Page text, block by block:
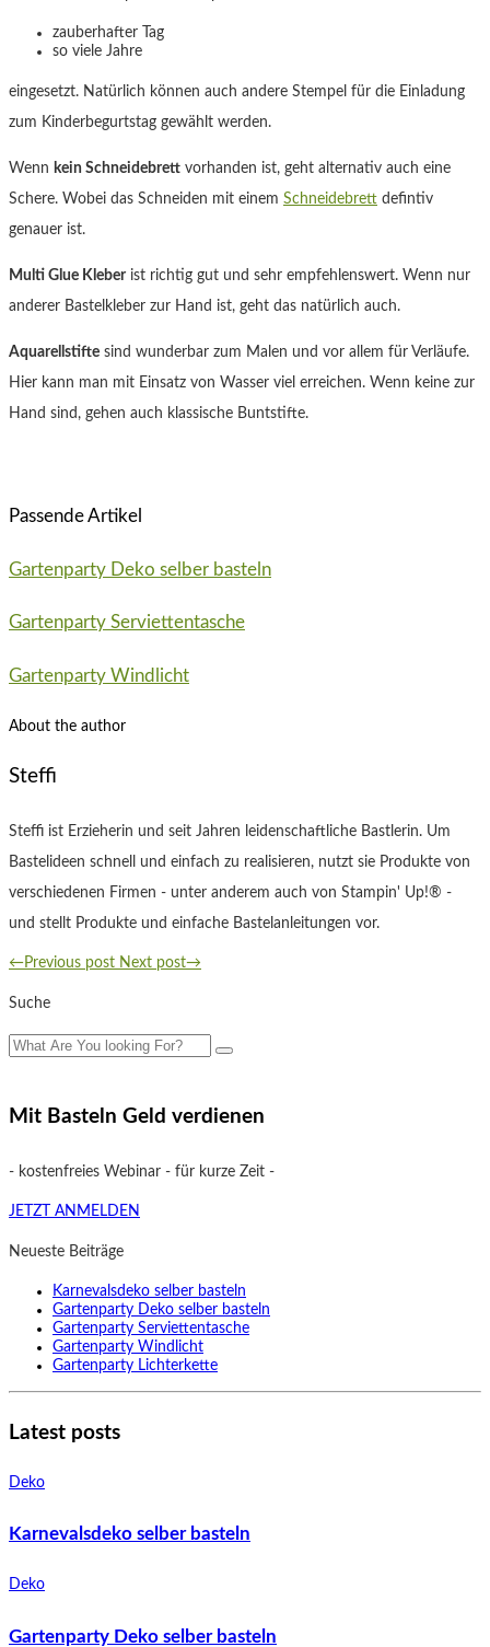
zauberhafter Tag
so viele Jahre
eingesetzt. Natürlich können auch andere Stempel für die Einladung
zum Kinderbegurtstag gewählt werden.
Wenn kein Schneidebrett vorhanden ist, geht alternativ auch eine
Schere. Wobei das Schneiden mit einem Schneidebrett defintiv
genauer ist.
Multi Glue Kleberist richtig gut und sehr empfehlenswert. Wenn nur
anderer Bastelkleber zur Hand ist, geht das natürlich auch.
Aquarellstifte sind wunderbar zum Malen und vor allem für Verläufe.
Hier kann man mit Einsatz von Wasser viel erreichen. Wenn keine zur
Hand sind, gehen auch klassische Buntstifte.
Passende Artikel
Gartenparty Deko selber basteln
Gartenparty Serviettentasche
Gartenparty Windlicht
About the author
Steffi
Steffi ist Erzieherin und seit Jahren leidenschaftliche Bastlerin. Um
Bastelideen schnell und einfach zu realisieren, nutzt sie Produkte von
verschiedenen Firmen - unter anderem auch von Stampin' Up!® -
und stellt Produkte und einfache Bastelanleitungen vor.
←Previous post Next post→
Suche
Mit Basteln Geld verdienen
- kostenfreies Webinar - für kurze Zeit -
JETZT ANMELDEN
Neueste Beiträge
Karnevalsdeko selber basteln
Gartenparty Deko selber basteln
Gartenparty Serviettentasche
Gartenparty Windlicht
Gartenparty Lichterkette
Latest posts
Deko
Karnevalsdeko selber basteln
Deko
Gartenparty Deko selber basteln